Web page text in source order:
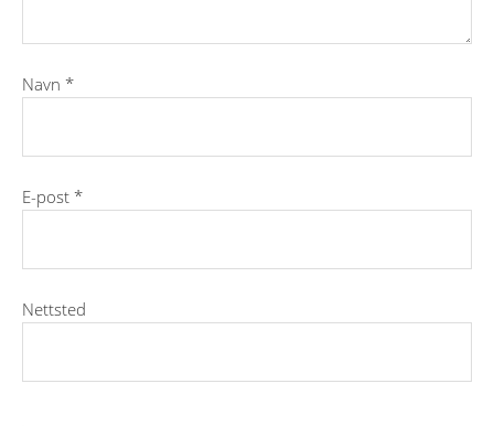
Navn *
E-post *
Nettsted